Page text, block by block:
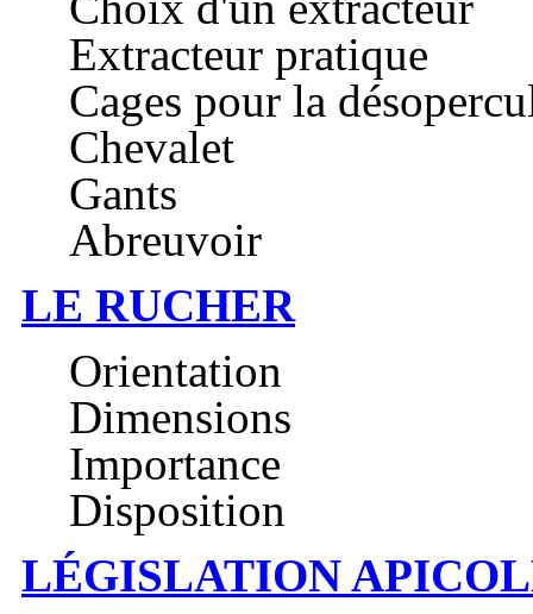
Extracteur pratique
Cages pour la
Chevalet
Gants
Abreuvoir
LE RUCHER
Orientation
Dimensions
Importance
Disposition
LÉGISLATION